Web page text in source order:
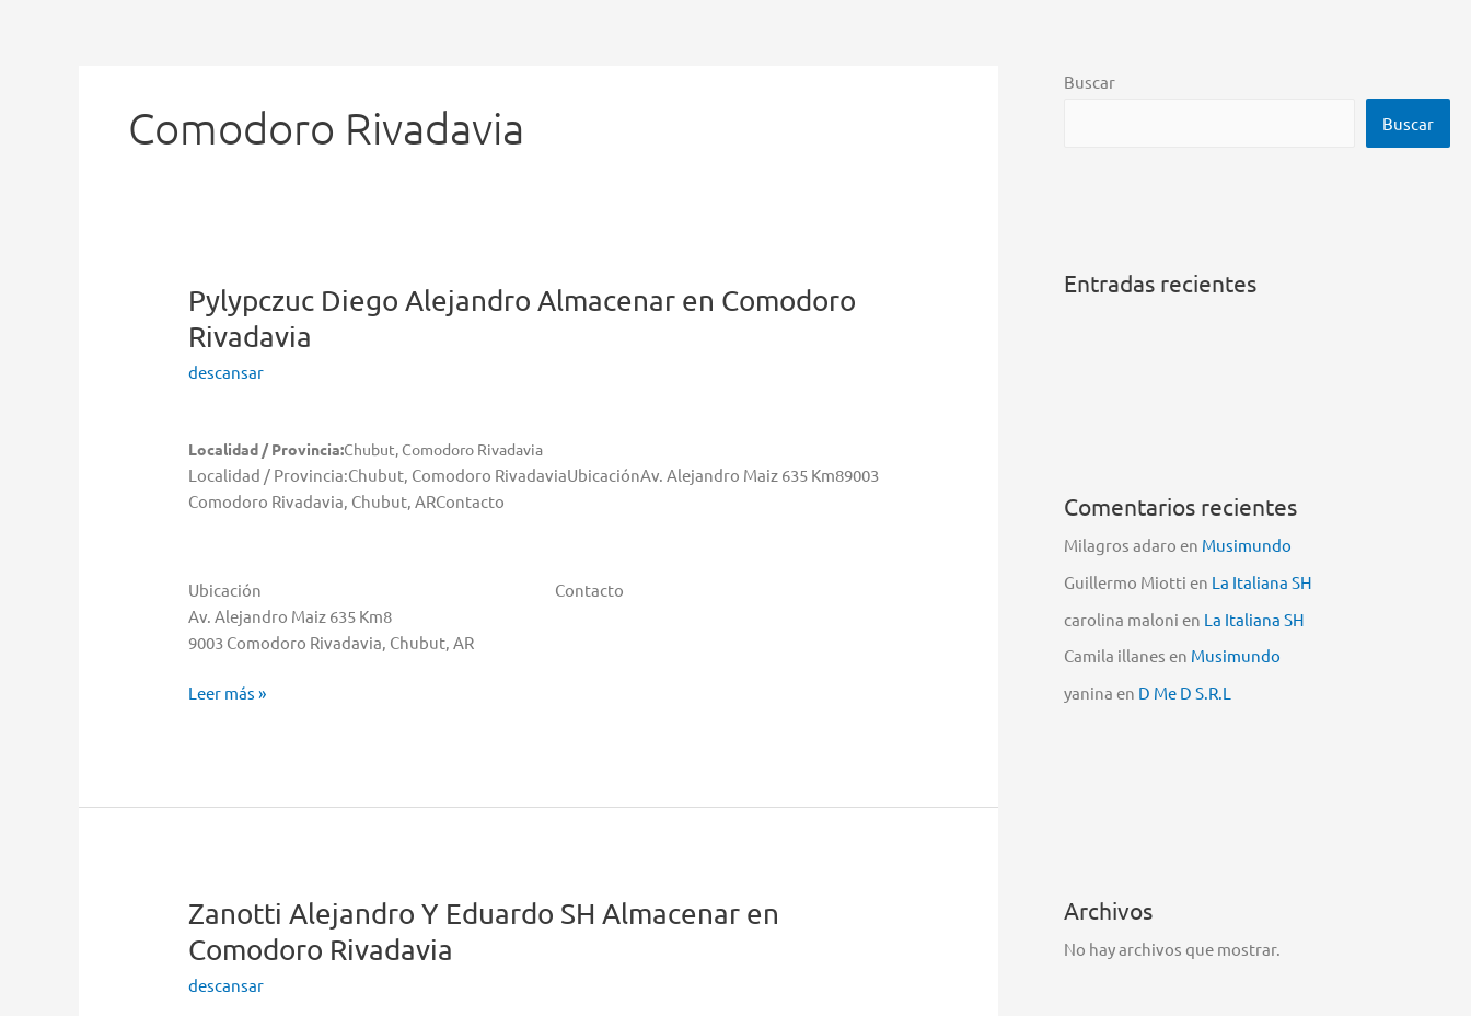
Comodoro Rivadavia
Pylypczuc Diego AlejandroAlmacenar en Comodoro
Rivadavia
descansar
Localidad / Provincia:Chubut, Comodoro Rivadavia
Localidad / Provincia:Chubut, Comodoro RivadaviaUbicaciónAv. Alejandro Maiz 635 Km89003
Comodoro Rivadavia, Chubut, ARContacto
Ubicación
Av. Alejandro Maiz 635 Km8
9003 Comodoro Rivadavia, Chubut, AR
Contacto
Pylypczuc
Leer más »
Zanotti Alejandro Y Eduardo SHAlmacenar en
Comodoro Rivadavia
descansar
Buscar
Buscar
Entradas recientes
Comentarios recientes
Milagros adaro en Musimundo
Guillermo Miotti en La Italiana SH
carolina maloni en La Italiana SH
Camila illanes en Musimundo
yanina en D Me D S.R.L
Archivos
No hay archivos que mostrar.